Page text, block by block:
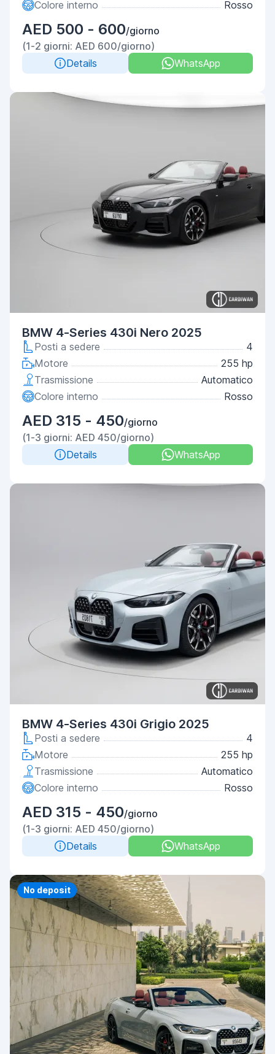
Colore interno Rosso
AED 500 - 600/giorno
(1-2 giorni: AED 600/giorno)
Details
WhatsApp
BMW 4-Series 430i Nero 2025
Posti a sedere
4
Motore
255 hp
Trasmissione
Automatico
Colore interno
Rosso
AED 315 - 450/giorno
(1-3 giorni: AED 450/giorno)
Details
WhatsApp
BMW 4-Series 430i Grigio 2025
Posti a sedere
4
Motore
255 hp
Trasmissione
Automatico
Colore interno
Rosso
AED 315 - 450/giorno
(1-3 giorni: AED 450/giorno)
Details
WhatsApp
No deposit